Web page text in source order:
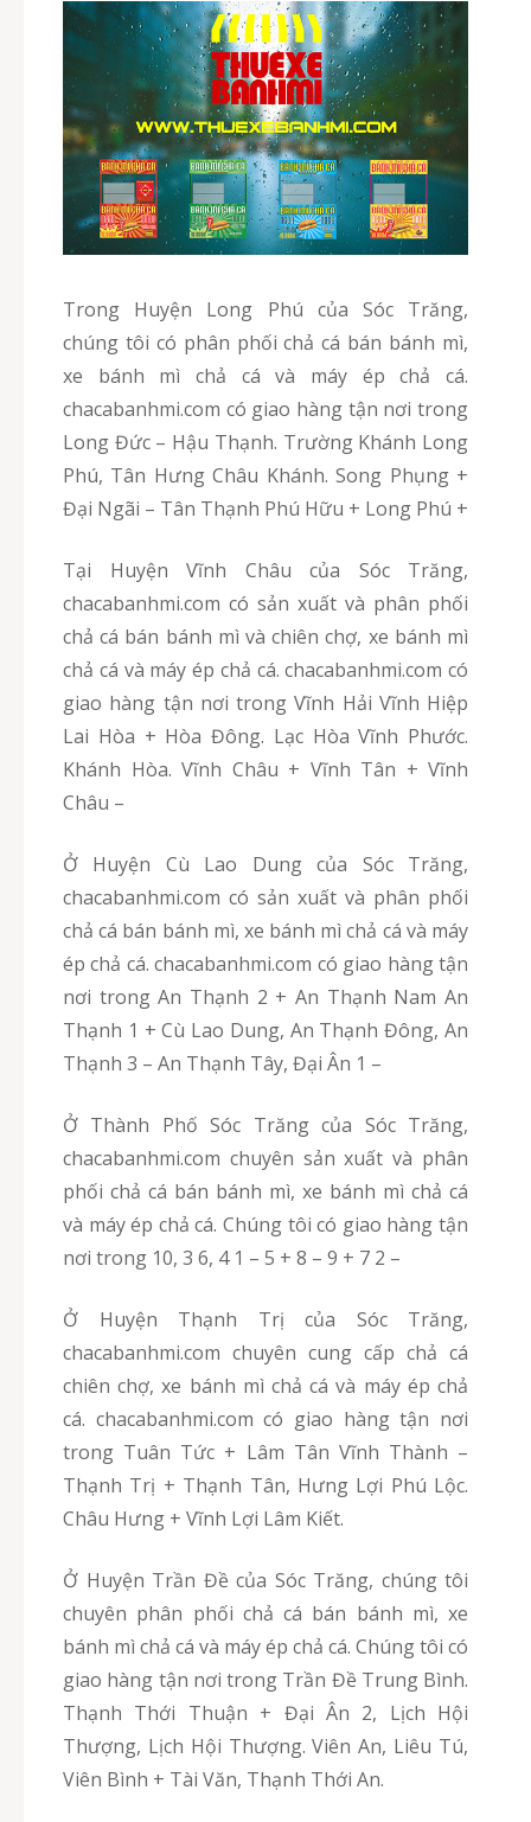
Trong Huyện Long Phú của Sóc Trăng,
chúng tôi có phân phối chả cá bán bánh mì,
xe bánh mì chả cá và máy ép chả cá.
chacabanhmi.com có giao hàng tận nơi trong
Long Đức – Hậu Thạnh. Trường Khánh Long
Phú, Tân Hưng Châu Khánh. Song Phụng +
Đại Ngãi – Tân Thạnh Phú Hữu + Long Phú +
Tại Huyện Vĩnh Châu của Sóc Trăng,
chacabanhmi.com có sản xuất và phân phối
chả cá bán bánh mì và chiên chợ, xe bánh mì
chả cá và máy ép chả cá. chacabanhmi.com có
giao hàng tận nơi trong Vĩnh Hải Vĩnh Hiệp
Lai Hòa + Hòa Đông. Lạc Hòa Vĩnh Phước.
Khánh Hòa. Vĩnh Châu + Vĩnh Tân + Vĩnh
Châu –
Ở Huyện Cù Lao Dung của Sóc Trăng,
chacabanhmi.com có sản xuất và phân phối
chả cá bán bánh mì, xe bánh mì chả cá và máy
ép chả cá. chacabanhmi.com có giao hàng tận
nơi trong An Thạnh 2 + An Thạnh Nam An
Thạnh 1 + Cù Lao Dung, An Thạnh Đông, An
Thạnh 3 – An Thạnh Tây, Đại Ân 1 –
Ở Thành Phố Sóc Trăng của Sóc Trăng,
chacabanhmi.com chuyên sản xuất và phân
phối chả cá bán bánh mì, xe bánh mì chả cá
và máy ép chả cá. Chúng tôi có giao hàng tận
nơi trong 10, 3 6, 4 1 – 5 + 8 – 9 + 7 2 –
Ở Huyện Thạnh Trị của Sóc Trăng,
chacabanhmi.com chuyên cung cấp chả cá
chiên chợ, xe bánh mì chả cá và máy ép chả
cá. chacabanhmi.com có giao hàng tận nơi
trong Tuân Tức + Lâm Tân Vĩnh Thành –
Thạnh Trị + Thạnh Tân, Hưng Lợi Phú Lộc.
Châu Hưng + Vĩnh Lợi Lâm Kiết.
Ở Huyện Trần Đề của Sóc Trăng, chúng tôi
chuyên phân phối chả cá bán bánh mì, xe
bánh mì chả cá và máy ép chả cá. Chúng tôi có
giao hàng tận nơi trong Trần Đề Trung Bình.
Thạnh Thới Thuận + Đại Ân 2, Lịch Hội
Thượng, Lịch Hội Thượng. Viên An, Liêu Tú,
Viên Bình + Tài Văn, Thạnh Thới An.